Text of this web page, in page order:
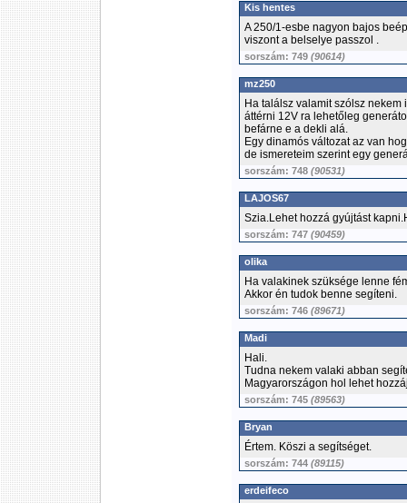
Kis hentes
A 250/1-esbe nagyon bajos
viszont a belselye passzol .
sorszám: 749 (90614)
mz250
Ha találsz valamit szólsz
áttérni 12V ra lehetőleg
befárne e a dekli alá.
Egy dinamós változat az van
de ismereteim szerint egy
sorszám: 748 (90531)
LAJOS67
Szia.Lehet hozzá gyújtást
sorszám: 747 (90459)
olika
Ha valakinek szüksége lenne
Akkor én tudok benne segíteni.
sorszám: 746 (89671)
Madi
Hali.
Tudna nekem valaki abban
Magyarországon hol lehet
sorszám: 745 (89563)
Bryan
Értem. Köszi a segítséget.
sorszám: 744 (89115)
erdeifeco